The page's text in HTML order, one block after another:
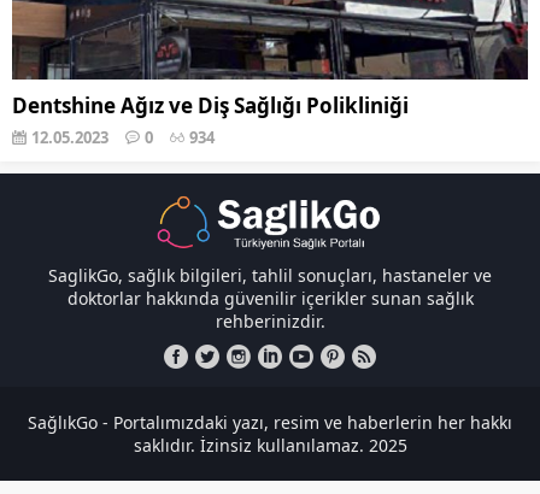
Dentshine Ağız ve Diş Sağlığı Polikliniği
12.05.2023 0 934
SaglikGo, sağlık bilgileri, tahlil sonuçları, hastaneler ve
doktorlar hakkında güvenilir içerikler sunan sağlık
rehberinizdir.
SağlıkGo - Portalımızdaki yazı, resim ve haberlerin her hakkı
saklıdır. İzinsiz kullanılamaz. 2025